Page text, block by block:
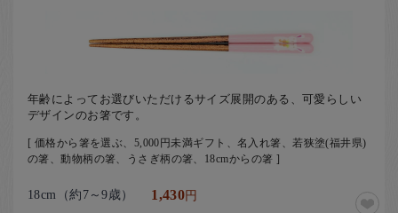
年齢によってお選びいただけるサイズ展開のある、可愛らしい
デザインのお箸です。
[ 価格から箸を選ぶ、5,000円未満ギフト、名入れ箸、若狭塗(福井県)
の箸、動物柄の箸、うさぎ柄の箸、18cmからの箸 ]
18cm（約7～9歳） 1,430円